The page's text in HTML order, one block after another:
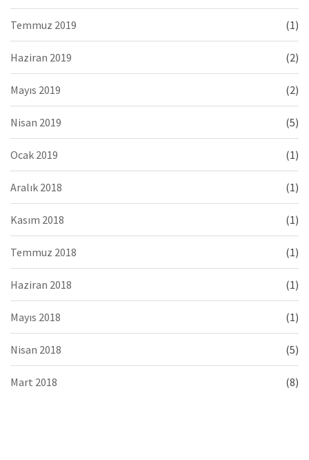
Temmuz 2019 (1)
Haziran 2019 (2)
Mayıs 2019 (2)
Nisan 2019 (5)
Ocak 2019 (1)
Aralık 2018 (1)
Kasım 2018 (1)
Temmuz 2018 (1)
Haziran 2018 (1)
Mayıs 2018 (1)
Nisan 2018 (5)
Mart 2018 (8)